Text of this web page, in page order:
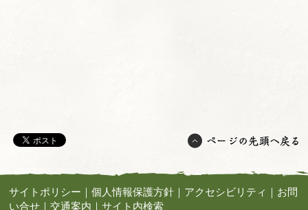
サイトポリシー ｜個人情報保護方針 ｜ アクセシビリティ ｜ お問
い合せ ｜交通案内 ｜サイト内検索